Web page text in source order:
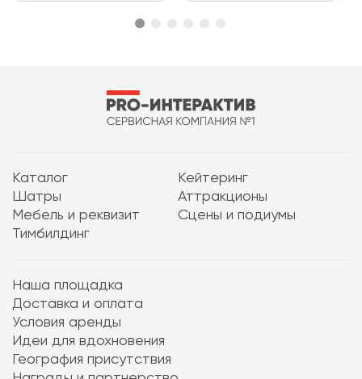
Каталог
Кейтеринг
Шатры
Аттракционы
Мебель и реквизит
Сцены и подиумы
Тимбилдинг
Наша площадка
Доставка и оплата
Условия аренды
Идеи для вдохновения
География присутствия